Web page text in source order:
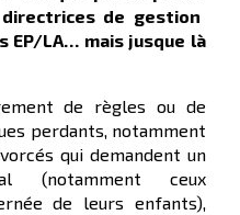
de gestion
EP/LA… mais jusque là
de règles ou de
perdants, notamment
qui demandent un
(notamment ceux
de leurs enfants),